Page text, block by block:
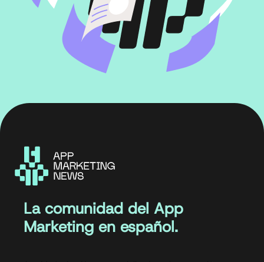
La comunidad del App
Marketing en español.